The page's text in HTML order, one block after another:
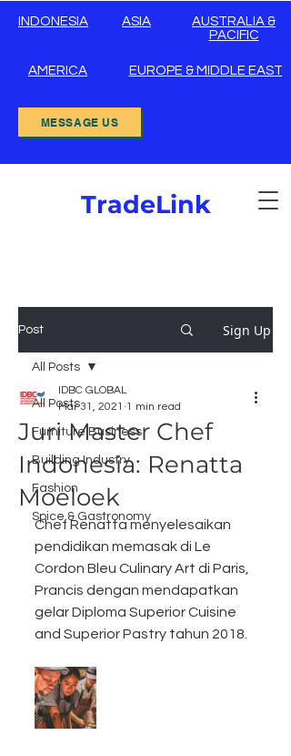
INDONESIA ASIA
AUSTRALIA &
PACIFIC
AMERICA EUROPE & MIDDLE EAST
MESSAGE US
TradeLink
Post Sign Up
All Posts
Furniture Business
Building Industry
Fashion
Spice & Gastronomy
All Posts
Juri Master Chef
Indonesia: Renatta
Moeloek
IDBC GLOBAL
Mar 31, 2021 1 min read
Chef Renatta menyelesaikan
pendidikan memasak di Le
Cordon Bleu Culinary Art di Paris,
Prancis dengan mendapatkan
gelar Diploma Superior Cuisine
and Superior Pastry tahun 2018.